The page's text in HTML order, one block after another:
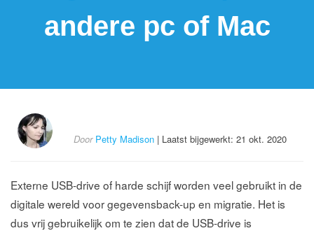
andere pc of Mac
Door Petty Madison | Laatst bijgewerkt: 21 okt. 2020
Externe USB-drive of harde schijf worden veel gebruikt in de
digitale wereld voor gegevensback-up en migratie. Het is
dus vrij gebruikelijk om te zien dat de USB-drive is